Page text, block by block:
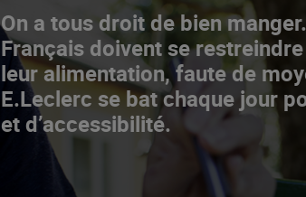
L’ascenceur social
fonctionne chez
NOTRE MODÈLE
On a tous droit de bien
Français doivent se
leur alimentation, faute de
E.Leclerc se bat chaque jour
et d’accessibilité.